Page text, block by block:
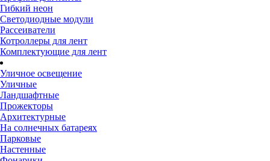
Гибкий неон
Светодиодные модули
Рассеиватели
Котроллеры для лент
Комплектующие для лент
Уличное освещение
Уличные
Ландшафтные
Прожекторы
Архитектурные
На солнечных батареях
Парковые
Настенные